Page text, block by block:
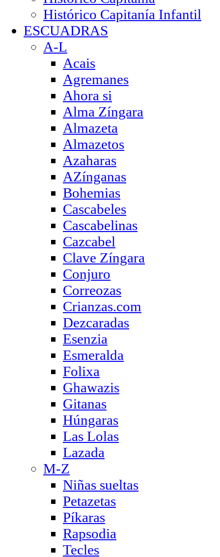
Histórico Capitanía Infantil
ESCUADRAS
A-L
Acais
Agremanes
Ahora si
Alma Zíngara
Almazeta
Almazetos
Azaharas
AZínganas
Bohemias
Cascabeles
Cascabelinas
Cazcabel
Clave Zíngara
Conjuro
Correozas
Crianzas.com
Dezcaradas
Esenzia
Esmeralda
Folixa
Ghawazis
Gitanas
Húngaras
Las Lolas
Lazada
M-Z
Niñas sueltas
Petazetas
Píkaras
Rapsodia
Tecles